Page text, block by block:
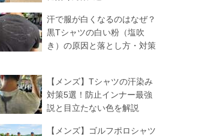
汗で服が白くなるのはなぜ？
黒Tシャツの白い粉（塩吹
き）の原因と落とし方・対策
【メンズ】Tシャツの汗染み
対策5選！防止インナー最強
説と目立たない色を解説
【メンズ】ゴルフポロシャツ